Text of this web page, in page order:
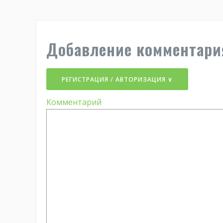
Добавление
РЕГИСТРАЦИЯ / АВТОРИЗАЦИЯ ∨
Комментарий